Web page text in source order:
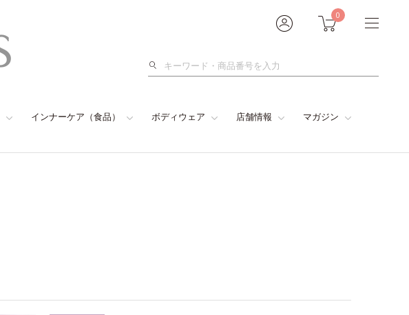
0
検
インナーケア（食品） ボディウェア 店舗情報 マガジン